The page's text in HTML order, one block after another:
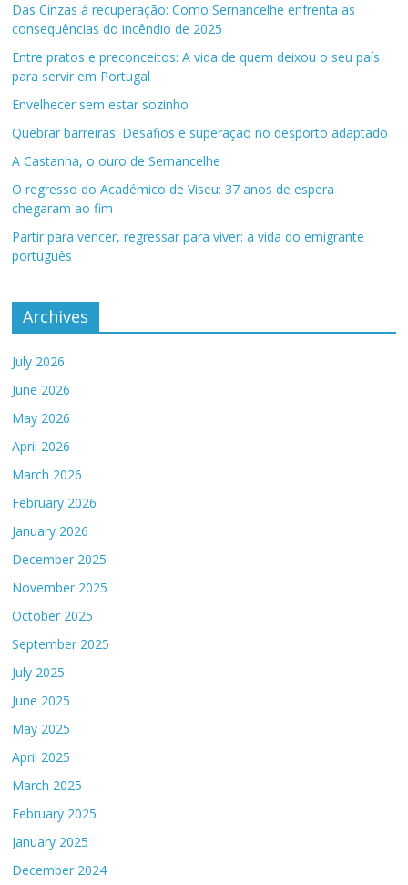
Das Cinzas à recuperação: Como Sernancelhe enfrenta as
consequências do incêndio de 2025
Entre pratos e preconceitos: A vida de quem deixou o seu país
para servir em Portugal
Envelhecer sem estar sozinho
Quebrar barreiras: Desafios e superação no desporto adaptado
A Castanha, o ouro de Sernancelhe
O regresso do Académico de Viseu: 37 anos de espera
chegaram ao fim
Partir para vencer, regressar para viver: a vida do emigrante
português
Archives
July 2026
June 2026
May 2026
April 2026
March 2026
February 2026
January 2026
December 2025
November 2025
October 2025
September 2025
July 2025
June 2025
May 2025
April 2025
March 2025
February 2025
January 2025
December 2024